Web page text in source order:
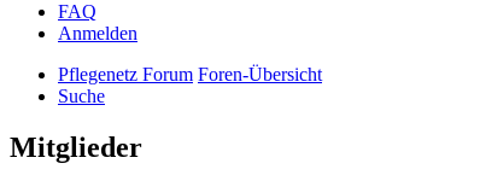
FAQ
Anmelden
Pflegenetz Forum Foren-Übersicht
Suche
Mitglieder